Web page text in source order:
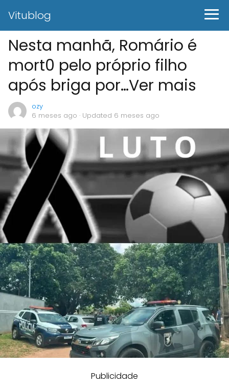
Vitublog
Nesta manhã, Romário é
mort0 pelo próprio filho
após briga por…Ver mais
ozy
6 meses ago · Updated 6 meses ago
Publicidade